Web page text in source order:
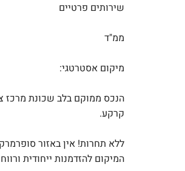
שירותים פרטיים
ממ"ד
מיקום אסטרטגי:
הנכס ממוקם בלב שכונת מרכז
קרקע.
ללא תחרות! אין באזור
המיקום להזדמנות ייחודית